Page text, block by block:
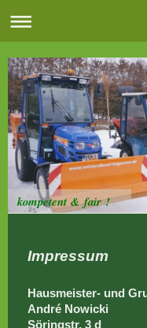
kompetent & fair !
Impressum
Hausmeister- und
André Nowicki
Söringstr. 3 d